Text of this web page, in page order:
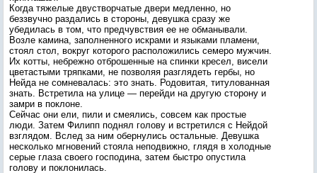
Когда тяжелые двустворчатые двери медленно, но
беззвучно раздались в стороны, девушка сразу же
убедилась в том, что предчувствия ее не обманывали.
Возле камина, заполненного искрами и языками пламени,
стоял стол, вокруг которого расположились семеро мужчин.
Их котты, небрежно отброшенные на спинки кресел, висели
цветастыми тряпками, не позволяя разглядеть гербы, но
Нейда не сомневалась: это знать. Родовитая, титулованная
знать. Встретила на улице — перейди на другую сторону и
замри в поклоне.
Сейчас они ели, пили и смеялись, совсем как простые
люди. Затем Филипп поднял голову и встретился с Нейдой
взглядом. Вслед за ним обернулись остальные. Девушка
несколько мгновений стояла неподвижно, глядя в холодные
серые глаза своего господина, затем быстро опустила
голову и поклонилась.